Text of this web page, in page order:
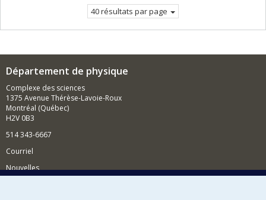
40 résultats par page
Département de physique
Complexe des sciences
1375 Avenue Thérèse-Lavoie-Roux
Montréal (Québec)
H2V 0B3
514 343-6667
Courriel
Nouvelles